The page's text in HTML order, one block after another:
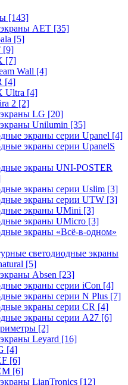
[143]
AET [35]
[5]
[9]
[7]
Wall [4]
[4]
Ultra [4]
2 [2]
LG [20]
Unilumin [35]
экраны серии Upanel [4]
экраны серии UpanelS
экраны UNI-POSTER
экраны серии Uslim [3]
экраны серии UTW [3]
экраны UMini [3]
экраны UMicro [3]
экраны «Всё-в-одном»
светодиодные экраны
[5]
Absen [23]
экраны серии iCon [4]
экраны серии N Plus [7]
экраны серии CR [4]
экраны серии А27 [6]
[2]
Leyard [16]
[4]
[6]
[6]
LianTronics [12]